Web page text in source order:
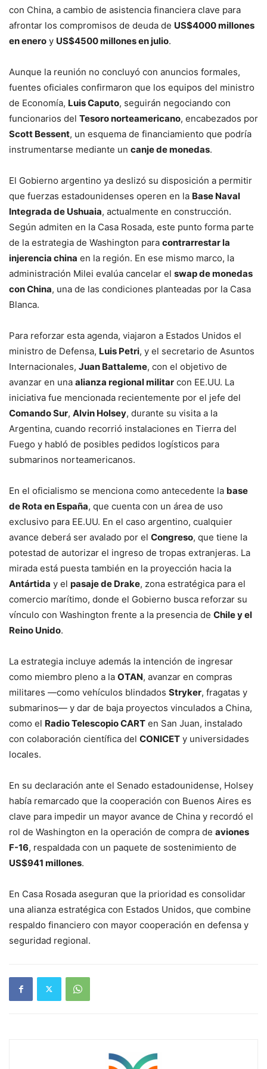
con China, a cambio de asistencia financiera clave para
afrontar los compromisos de deuda de US$4000 millones
en enero y US$4500 millones en julio.
Aunque la reunión no concluyó con anuncios formales,
fuentes oficiales confirmaron que los equipos del ministro
de Economía, Luis Caputo, seguirán negociando con
funcionarios del Tesoro norteamericano, encabezados por
Scott Bessent, un esquema de financiamiento que podría
instrumentarse mediante un canje de monedas.
El Gobierno argentino ya deslizó su disposición a permitir
que fuerzas estadounidenses operen en la Base Naval
Integrada de Ushuaia, actualmente en construcción.
Según admiten en la Casa Rosada, este punto forma parte
de la estrategia de Washington para contrarrestar la
injerencia china en la región. En ese mismo marco, la
administración Milei evalúa cancelar el swap de monedas
con China, una de las condiciones planteadas por la Casa
Blanca.
Para reforzar esta agenda, viajaron a Estados Unidos el
ministro de Defensa, Luis Petri, y el secretario de Asuntos
Internacionales, Juan Battaleme, con el objetivo de
avanzar en una alianza regional militar con EE.UU. La
iniciativa fue mencionada recientemente por el jefe del
Comando Sur, Alvin Holsey, durante su visita a la
Argentina, cuando recorrió instalaciones en Tierra del
Fuego y habló de posibles pedidos logísticos para
submarinos norteamericanos.
En el oficialismo se menciona como antecedente la base
de Rota en España, que cuenta con un área de uso
exclusivo para EE.UU. En el caso argentino, cualquier
avance deberá ser avalado por el Congreso, que tiene la
potestad de autorizar el ingreso de tropas extranjeras. La
mirada está puesta también en la proyección hacia la
Antártida y el pasaje de Drake, zona estratégica para el
comercio marítimo, donde el Gobierno busca reforzar su
vínculo con Washington frente a la presencia de Chile y el
Reino Unido.
La estrategia incluye además la intención de ingresar
como miembro pleno a la OTAN, avanzar en compras
militares —como vehículos blindados Stryker, fragatas y
submarinos— y dar de baja proyectos vinculados a China,
como el Radio Telescopio CART en San Juan, instalado
con colaboración científica del CONICET y universidades
locales.
En su declaración ante el Senado estadounidense, Holsey
había remarcado que la cooperación con Buenos Aires es
clave para impedir un mayor avance de China y recordó el
rol de Washington en la operación de compra de aviones
F-16, respaldada con un paquete de sostenimiento de
US$941 millones.
En Casa Rosada aseguran que la prioridad es consolidar
una alianza estratégica con Estados Unidos, que combine
respaldo financiero con mayor cooperación en defensa y
seguridad regional.